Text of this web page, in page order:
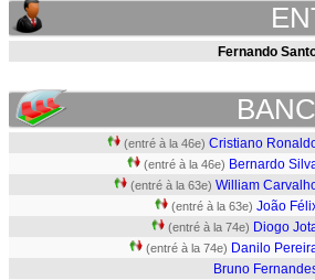
Fernando
(entré à la 46e) Cristiano
(entré à la 46e) Bernardo
(entré à la 63e) William
(entré à la 63e) João
(entré à la 74e) Diogo
(entré à la 74e) Danilo
Bruno